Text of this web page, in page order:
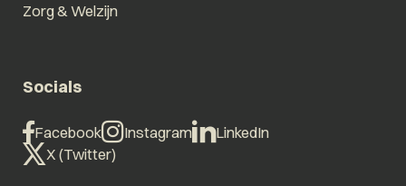
Zorg & Welzijn
Socials
Facebook Instagram
LinkedIn
X (Twitter)